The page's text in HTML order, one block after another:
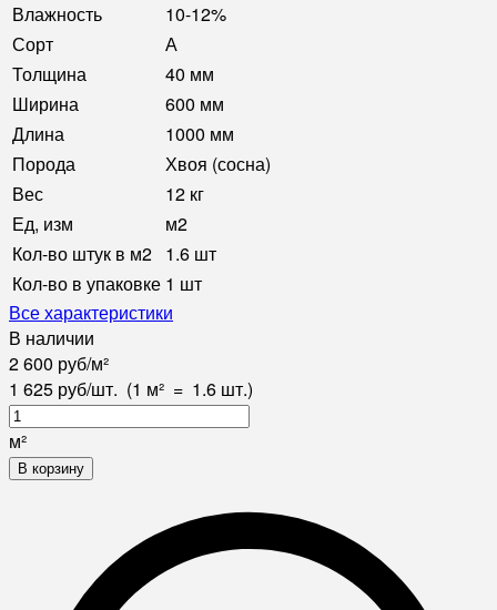
Влажность
10-12%
Сорт
А
Толщина
40 мм
Ширина
600 мм
Длина
1000 мм
Порода
Хвоя (сосна)
Вес
12 кг
Ед, изм
м2
Кол-во штук в м2 1.6 шт
Кол-во в упаковке 1 шт
Все характеристики
В наличии
2 600 руб/м²
1 625 руб/шт. (1 м² = 1.6 шт.)
м²
В корзину